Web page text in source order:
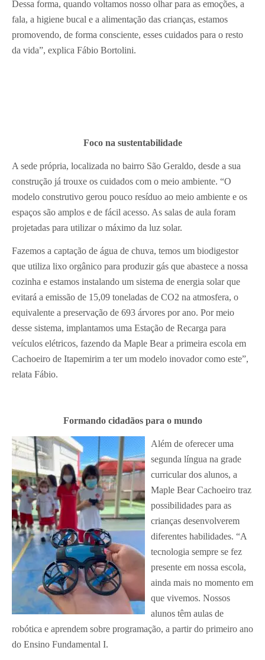
Dessa forma, quando voltamos nosso olhar para as emoções, a
fala, a higiene bucal e a alimentação das crianças, estamos
promovendo, de forma consciente, esses cuidados para o resto
da vida”, explica Fábio Bortolini.
Foco na sustentabilidade
A sede própria, localizada no bairro São Geraldo, desde a sua
construção já trouxe os cuidados com o meio ambiente. “O
modelo construtivo gerou pouco resíduo ao meio ambiente e os
espaços são amplos e de fácil acesso. As salas de aula foram
projetadas para utilizar o máximo da luz solar.
Fazemos a captação de água de chuva, temos um biodigestor
que utiliza lixo orgânico para produzir gás que abastece a nossa
cozinha e estamos instalando um sistema de energia solar que
evitará a emissão de 15,09 toneladas de CO2 na atmosfera, o
equivalente a preservação de 693 árvores por ano. Por meio
desse sistema, implantamos uma Estação de Recarga para
veículos elétricos, fazendo da Maple Bear a primeira escola em
Cachoeiro de Itapemirim a ter um modelo inovador como este”,
relata Fábio.
Formando cidadãos para o mundo
Além de oferecer uma
segunda língua na grade
curricular dos alunos, a
Maple Bear Cachoeiro traz
possibilidades para as
crianças desenvolverem
diferentes habilidades. “A
tecnologia sempre se fez
presente em nossa escola,
ainda mais no momento em
que vivemos. Nossos
alunos têm aulas de
robótica e aprendem sobre programação, a partir do primeiro ano
do Ensino Fundamental I.